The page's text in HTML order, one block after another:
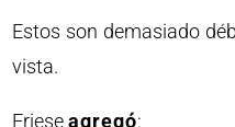
Estos son demasiado
vista.
Frieseagregó: